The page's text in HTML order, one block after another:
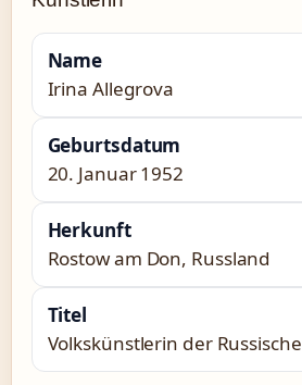
Name
Irina Allegrova
Geburtsdatum
20. Januar 1952
Herkunft
Rostow am Don, Russland
Titel
Volkskünstlerin der